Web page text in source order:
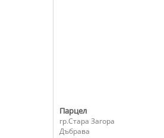
Парцел
гр.Стара Загора
Дъбрава